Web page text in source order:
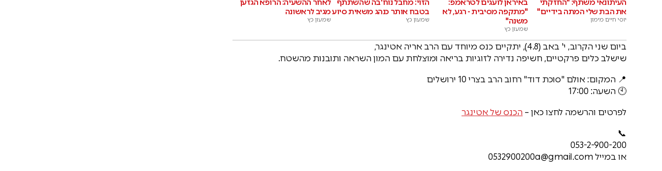
העיתונאי משתף: "החזקתי
את הבת שלי המתה בידיים"
יוסי חיים מימון
באיראן לועגים לטראמפ:
"מתקפה מסיבית - רגע, לא
משנה"
שמעון כץ
הזוי: מחבל נוח'בה שהשתתף
בטבח אותר כנהג משאית סיוע
שמעון כץ
לאחר ההשעיה: הרופא הגזען
מגיב לראשונה
שמעון כץ
ביום שני הקרוב, י' באב (4.8), יתקיים כנס מיוחד עם הרב אריה אטינגר,
שישלב כלים פרקטיים, חשיפה נדירה לזוגיות בריאה ומוצלחת עם המון השראה ותובנות מהשטח.
📍 המקום: אולם "סוכת דוד" רחוב הרב בצרי 10 ירושלים
🕙 השעה: 17:00
לפרטים והרשמה לחצו כאן – הכנס של אטינגר
📞
053-2-900-200
או במייל0532900200a@gmail.com